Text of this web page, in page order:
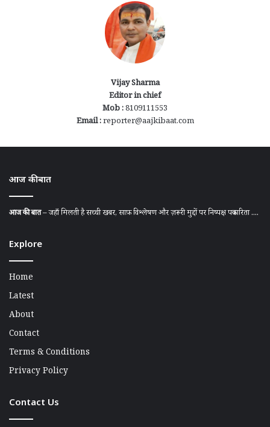
Vijay Sharma
Editor in chief
Mob :8109111553
Email :reporter@aajkibaat.com
आज की बात
आज की बात– जहाँ मिलती है सच्ची खबर, साफ़ विश्लेषण और ज़रूरी मुद्दों पर निष्पक्ष पत्रकारिता ....
Explore
Home
Latest
About
Contact
Terms & Conditions
Privacy Policy
Contact Us